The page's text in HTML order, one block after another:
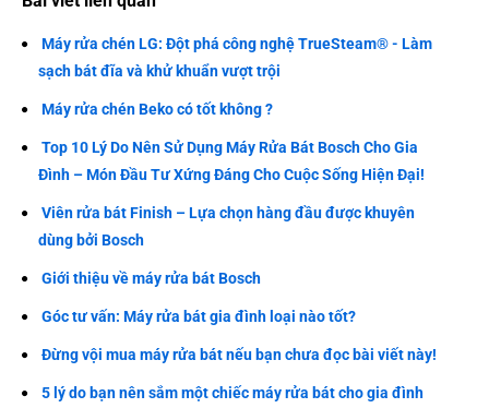
Máy rửa chén LG: Đột phá công nghệ TrueSteam® - Làm
sạch bát đĩa và khử khuẩn vượt trội
Máy rửa chén Beko có tốt không ?
Top 10 Lý Do Nên Sử Dụng Máy Rửa Bát Bosch Cho Gia
Đình – Món Đầu Tư Xứng Đáng Cho Cuộc Sống Hiện Đại!
Viên rửa bát Finish – Lựa chọn hàng đầu được khuyên
dùng bởi Bosch
Giới thiệu về máy rửa bát Bosch
Góc tư vấn: Máy rửa bát gia đình loại nào tốt?
Đừng vội mua máy rửa bát nếu bạn chưa đọc bài viết này!
5 lý do bạn nên sắm một chiếc máy rửa bát cho gia đình